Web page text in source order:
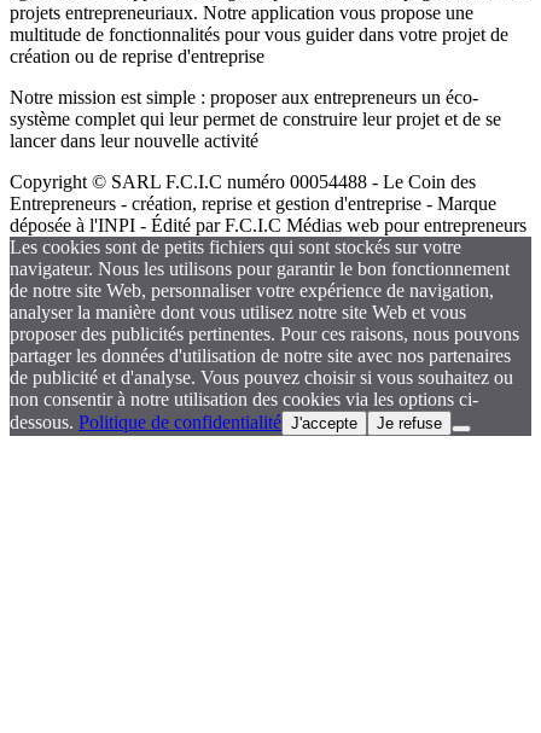
projets entrepreneuriaux. Notre application vous propose une
multitude de fonctionnalités pour vous guider dans votre projet de
création ou de reprise d'entreprise
Notre mission est simple : proposer aux entrepreneurs un éco-
système complet qui leur permet de construire leur projet et de se
lancer dans leur nouvelle activité
Copyright © SARL F.C.I.C numéro 00054488 - Le Coin des
Entrepreneurs - création, reprise et gestion d'entreprise - Marque
déposée à l'INPI - Édité par F.C.I.C Médias web pour entrepreneurs
Les cookies sont de petits fichiers qui sont stockés sur votre
navigateur. Nous les utilisons pour garantir le bon fonctionnement
de notre site Web, personnaliser votre expérience de navigation,
analyser la manière dont vous utilisez notre site Web et vous
proposer des publicités pertinentes. Pour ces raisons, nous pouvons
partager les données d'utilisation de notre site avec nos partenaires
de publicité et d'analyse. Vous pouvez choisir si vous souhaitez ou
non consentir à notre utilisation des cookies via les options ci-
dessous. Politique de confidentialité J'accepte Je refuse